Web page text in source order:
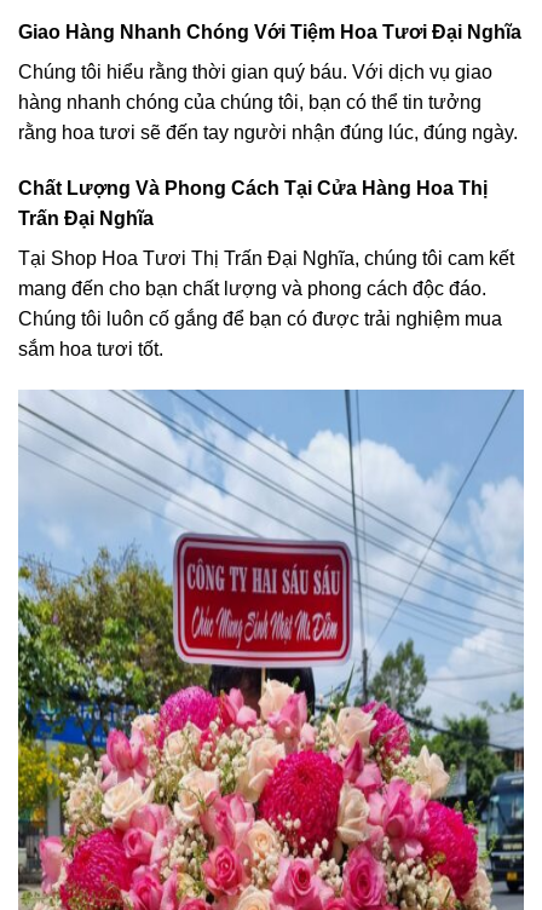
Giao Hàng Nhanh Chóng Với Tiệm Hoa Tươi Đại Nghĩa
Chúng tôi hiểu rằng thời gian quý báu. Với dịch vụ giao
hàng nhanh chóng của chúng tôi, bạn có thể tin tưởng
rằng hoa tươi sẽ đến tay người nhận đúng lúc, đúng ngày.
Chất Lượng Và Phong Cách Tại Cửa Hàng Hoa Thị
Trấn Đại Nghĩa
Tại Shop Hoa Tươi Thị Trấn Đại Nghĩa, chúng tôi cam kết
mang đến cho bạn chất lượng và phong cách độc đáo.
Chúng tôi luôn cố gắng để bạn có được trải nghiệm mua
sắm hoa tươi tốt.